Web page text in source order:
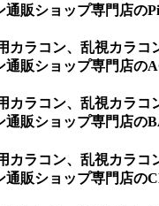
販ショップ専門店の
カラコン、乱視カラ
販ショップ専門店の
カラコン、乱視カラ
通販ショップ専門店の
カラコン、乱視カラ
通販ショップ専門店の